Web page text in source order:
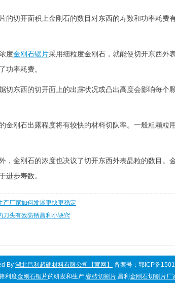
切开面积上金刚石的数目对东西的寿数和功率耗费
度金刚石锯片采用细粒度金刚石，就能使切开东西外
功率耗费。
东西的切开面上的出露状况或凸出高度会影响每个
刚石出露程度将有较快的材料切队率。一般粗颗粒
金刚石的浓度也决议了切开东西外表晶粒的数目。
进步寿数。
产厂家如何发展更快更稳定
刀头有效防锈昌利小诀窍
By 湖北昌利超硬材料有限公司【官网】
备案号：鄂ICP备
利度金刚石锯片的研发和生产,瓷砖切割片,昌利 金刚石切割片厂